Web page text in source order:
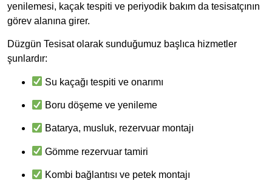
yenilemesi, kaçak tespiti ve periyodik bakım da tesisatçının
görev alanına girer.
Düzgün Tesisat olarak sunduğumuz başlıca hizmetler
şunlardır:
Su kaçağı tespiti ve onarımı
Boru döşeme ve yenileme
Batarya, musluk, rezervuar montajı
Gömme rezervuar tamiri
Kombi bağlantısı ve petek montajı